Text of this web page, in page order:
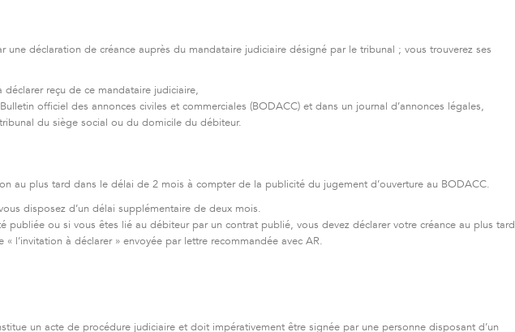
une déclaration de créance auprès du mandataire judiciaire désigné par le tribunal ; vous trouverez ses
déclarer reçu de ce mandataire judiciaire,
officiel des annonces civiles et commerciales (BODACC) et dans un journal d’annonces légales,
du siège social ou du domicile du débiteur.
au plus tard dans le délai de 2 mois à compter de la publicité du jugement d’ouverture au BODACC.
disposez d’un délai supplémentaire de deux mois.
publiée ou si vous êtes lié au débiteur par un contrat publié, vous devez déclarer votre créance au plus tard
l’invitation à déclarer » envoyée par lettre recommandée avec AR.
un acte de procédure judiciaire et doit impérativement être signée par une personne disposant d’un